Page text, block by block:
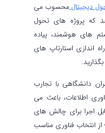
دیجیتالمحسوب می
که پروژه های تحول
های هوشمند، پیاده
اندازی استارتاپ های
دانشگاهی با تجارب
اطلاعات، باعث می
اجرا برای چالش های
انتخاب فناوری مناسب